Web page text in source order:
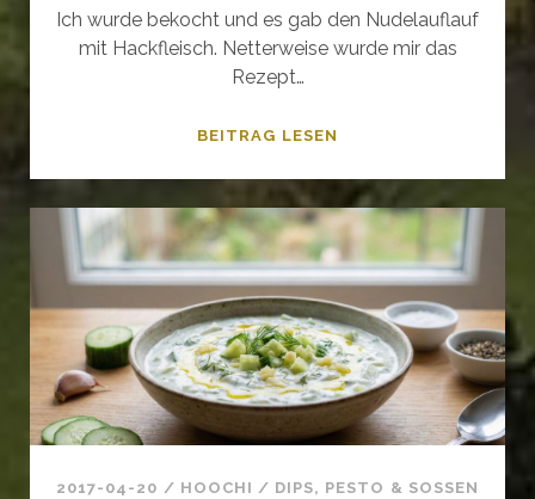
Ich wurde bekocht und es gab den Nudelauflauf
mit Hackfleisch. Netterweise wurde mir das
Rezept…
BEITRAG LESEN
HACKFLEISCH
2017-04-20 / HOOCHI / DIPS, PESTO & SOSSEN